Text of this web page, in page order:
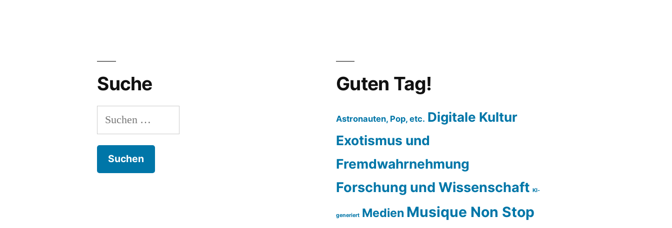
Suche
Suchen
nach:
Guten Tag!
Astronauten, Pop, etc. Digitale Kultur
Exotismus und
Fremdwahrnehmung
Forschung und Wissenschaft KI-
generiert Medien Musique Non Stop